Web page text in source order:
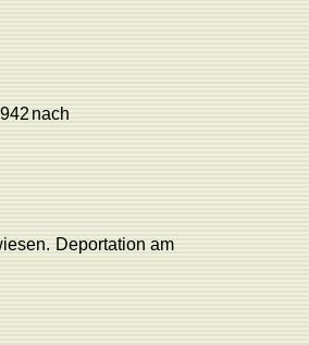
942nach
Deportation am